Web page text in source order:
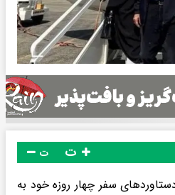
ت
سفر چهار روزه خود به